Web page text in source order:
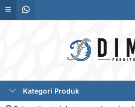
Kategori Produk